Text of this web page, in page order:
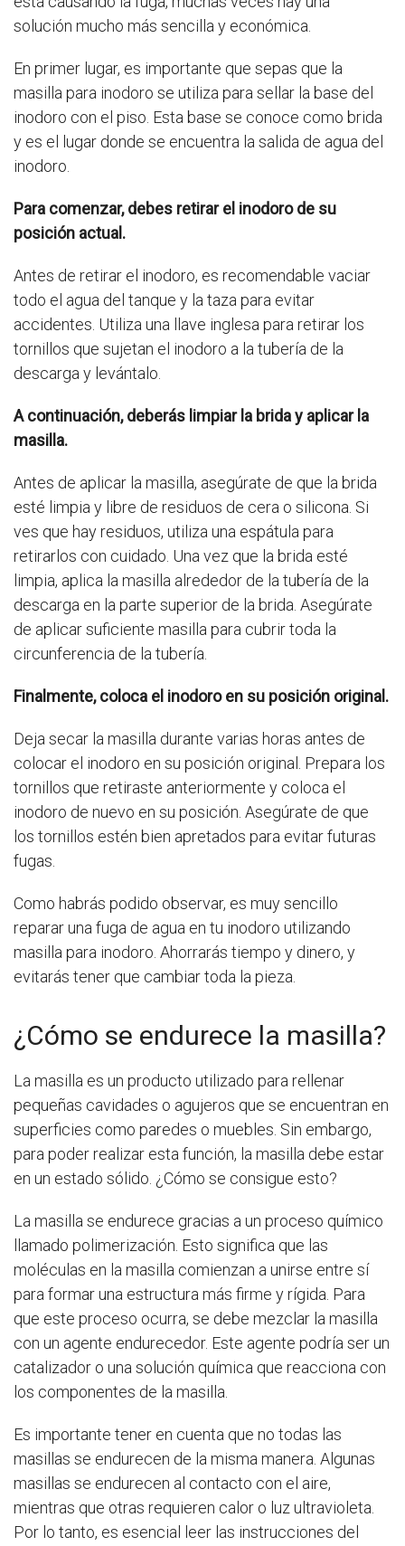
solución mucho más sencilla y económica.
En primer lugar, es importante que sepas que la
masilla para inodoro se utiliza para sellar la base del
inodoro con el piso. Esta base se conoce como brida
y es el lugar donde se encuentra la salida de agua del
inodoro.
Para comenzar, debes retirar el inodoro de su
posición actual.
Antes de retirar el inodoro, es recomendable vaciar
todo el agua del tanque y la taza para evitar
accidentes. Utiliza una llave inglesa para retirar los
tornillos que sujetan el inodoro a la tubería de la
descarga y levántalo.
A continuación, deberás limpiar la brida y aplicar la
masilla.
Antes de aplicar la masilla, asegúrate de que la brida
esté limpia y libre de residuos de cera o silicona. Si
ves que hay residuos, utiliza una espátula para
retirarlos con cuidado. Una vez que la brida esté
limpia, aplica la masilla alrededor de la tubería de la
descarga en la parte superior de la brida. Asegúrate
de aplicar suficiente masilla para cubrir toda la
circunferencia de la tubería.
Finalmente, coloca el inodoro en su posición original.
Deja secar la masilla durante varias horas antes de
colocar el inodoro en su posición original. Prepara los
tornillos que retiraste anteriormente y coloca el
inodoro de nuevo en su posición. Asegúrate de que
los tornillos estén bien apretados para evitar futuras
fugas.
Como habrás podido observar, es muy sencillo
reparar una fuga de agua en tu inodoro utilizando
masilla para inodoro. Ahorrarás tiempo y dinero, y
evitarás tener que cambiar toda la pieza.
¿Cómo se endurece la masilla?
La masilla es un producto utilizado para rellenar
pequeñas cavidades o agujeros que se encuentran en
superficies como paredes o muebles. Sin embargo,
para poder realizar esta función, la masilla debe estar
en un estado sólido. ¿Cómo se consigue esto?
La masilla se endurece gracias a un proceso químico
llamado polimerización. Esto significa que las
moléculas en la masilla comienzan a unirse entre sí
para formar una estructura más firme y rígida. Para
que este proceso ocurra, se debe mezclar la masilla
con un agente endurecedor. Este agente podría ser un
catalizador o una solución química que reacciona con
los componentes de la masilla.
Es importante tener en cuenta que no todas las
masillas se endurecen de la misma manera. Algunas
masillas se endurecen al contacto con el aire,
mientras que otras requieren calor o luz ultravioleta.
Por lo tanto, es esencial leer las instrucciones del